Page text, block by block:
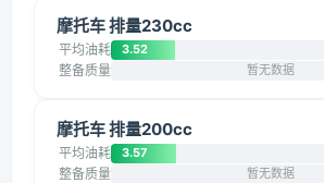
摩托车 排量230cc
平均油耗 3.52
整备质量 暂无数据
摩托车 排量200cc
平均油耗 3.57
整备质量 暂无数据